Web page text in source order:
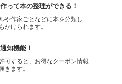
って本の整理ができる！
や作家ごとなどに本を分類し
かけられます。
知機能！
可すると、お得なクーポン情報
きます。